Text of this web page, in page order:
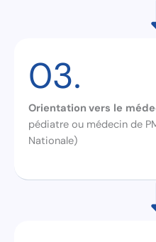
03.
Orientation vers le
pédiatre ou médecin de
Nationale)